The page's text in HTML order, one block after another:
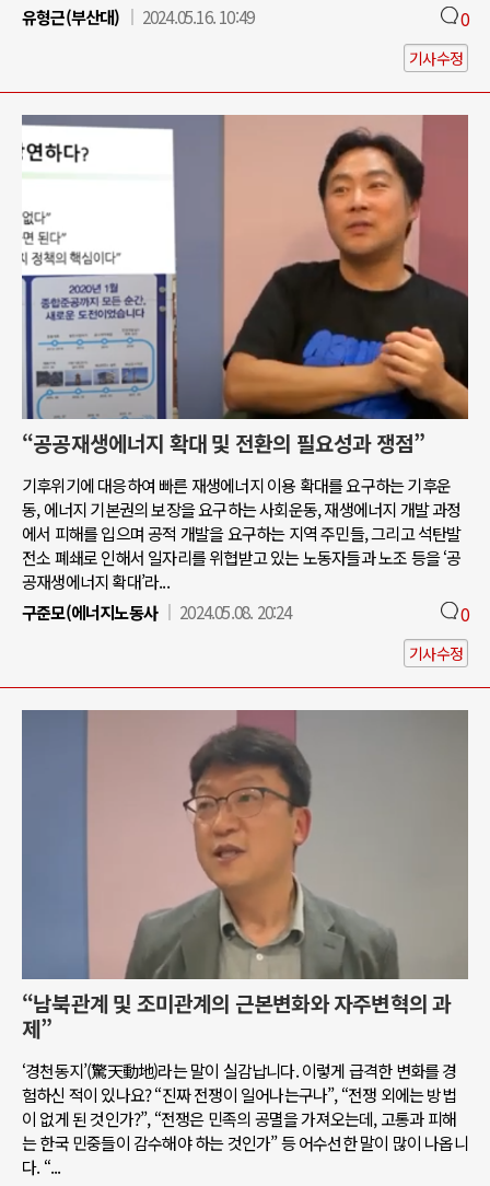
유형근(부산대)
2024.05.16. 10:49 0
기사수정
“공공재생에너지 확대 및 전환의 필요성과 쟁점”
기후위기에 대응하여 빠른 재생에너지 이용 확대를 요구하는 기후운
동, 에너지 기본권의 보장을 요구하는 사회운동, 재생에너지 개발 과정
에서 피해를 입으며 공적 개발을 요구하는 지역 주민들, 그리고 석탄발
전소 폐쇄로 인해서 일자리를 위협받고 있는 노동자들과 노조 등을 ‘공
공재생에너지 확대’라...
구준모(에너지노동사
2024.05.08. 20:24 0
기사수정
“남북관계 및 조미관계의 근본변화와 자주변혁의 과
제”
‘경천동지’(驚天動地)라는 말이 실감납니다. 이렇게 급격한 변화를 경
험하신 적이 있나요? “진짜 전쟁이 일어나는구나”, “전쟁 외에는 방법
이 없게 된 것인가?”, “전쟁은 민족의 공멸을 가져오는데, 고통과 피해
는 한국 민중들이 감수해야 하는 것인가” 등 어수선한 말이 많이 나옵니
다. “...